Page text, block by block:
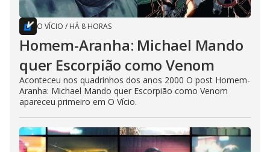
O VÍCIO / HÁ 8 HORAS
Homem-Aranha: Michael Mando
quer Escorpião como Venom
Aconteceu nos quadrinhos dos anos 2000 O post Homem-
Aranha: Michael Mando quer Escorpião como Venom
apareceu primeiro em O Vício.